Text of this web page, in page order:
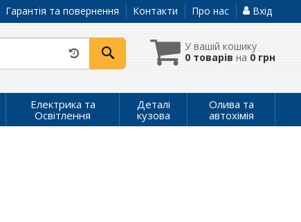
Гарантія та повернення Контакти Про нас Вхід
У вашій кошику
0 товарів на 0 грн
Електрика та
Освітлення
Деталі
кузова
Олива та
автохімія